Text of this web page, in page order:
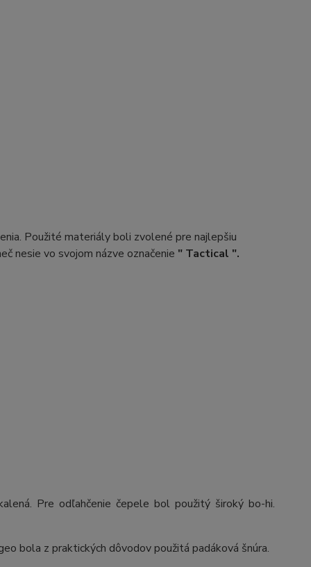
Použité materiály boli zvolené pre najlepšiu
nesie vo svojom názve označenie " Tactical ".
Pre odľahčenie čepele bol použitý široký bo-hi.
bola z praktických dôvodov použitá padáková šnúra.